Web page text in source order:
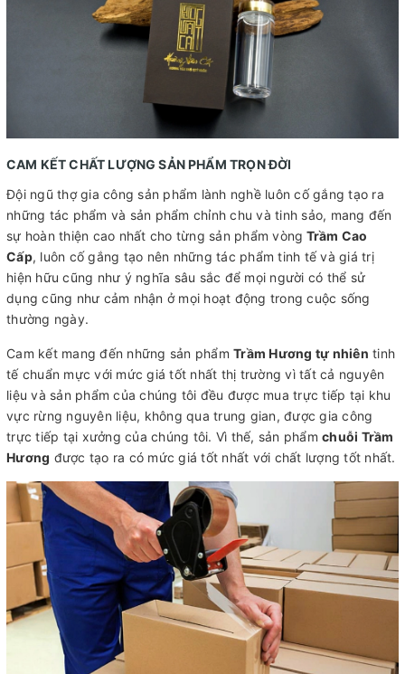
CAM KẾT CHẤT LƯỢNG SẢN PHẨM TRỌN ĐỜI
Đội ngũ thợ gia công sản phẩm lành nghề luôn cố gắng tạo ra
những tác phẩm và sản phẩm chỉnh chu và tinh sảo, mang đến
sự hoàn thiện cao nhất cho từng sản phẩm vòng Trầm Cao
Cấp, luôn cố gắng tạo nên những tác phẩm tinh tế và giá trị
hiện hữu cũng như ý nghĩa sâu sắc để mọi người có thể sử
dụng cũng như cảm nhận ở mọi hoạt động trong cuộc sống
thường ngày.
Cam kết mang đến những sản phẩm Trầm Hương tự nhiên tinh
tế chuẩn mực với mức giá tốt nhất thị trường vì tất cả nguyên
liệu và sản phẩm của chúng tôi đều được mua trực tiếp tại khu
vực rừng nguyên liệu, không qua trung gian, được gia công
trực tiếp tại xưởng của chúng tôi. Vì thế, sản phẩm chuỗi Trầm
Hương được tạo ra có mức giá tốt nhất với chất lượng tốt nhất.